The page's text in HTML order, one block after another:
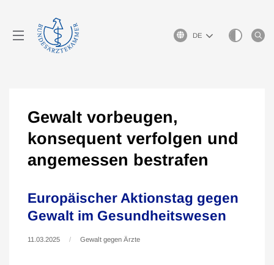
Sprachauswahl
Gewalt vorbeugen,
konsequent verfolgen und
angemessen bestrafen
Europäischer Aktionstag gegen
Gewalt im Gesundheitswesen
11.03.2025 Gewalt gegen Ärzte